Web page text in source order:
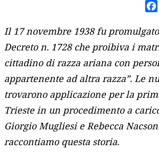
Il 17 novembre 1938 fu
Decreto n. 1728 che proibiva i
cittadino di razza ariana con
appartenente ad altra razza”. Le
trovarono applicazione per la
Trieste in un procedimento a
Giorgio Mugliesi e Rebecca
raccontiamo questa storia.